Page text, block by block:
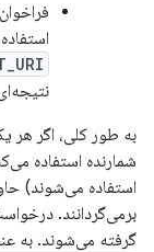
گرفته می‌شوند. به